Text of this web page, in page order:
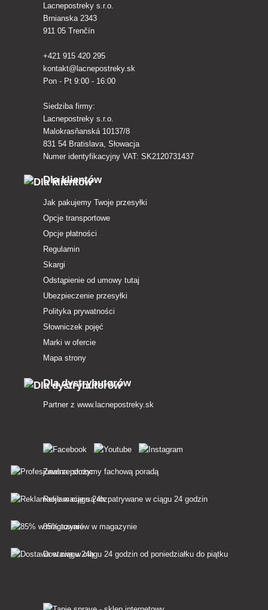
Lacnepostreky s.r.o.
Brnianska 2343
911 05 Trenčín
+421 915 420 295
kontakt@lacnepostreky.sk
Pon - Pt 9:00 - 16:00
Siedziba firmy:
Lacnepostreky s.r.o.
Malokrasňanská 10137/8
831 54 Bratislava, Słowacja
Numer identyfikacyjny VAT: SK2120731437
Dla klientów
Jak pakujemy Twoje przesyłki
Opcje transportowe
Opcje płatności
Regulamin
Skargi
Odstąpienie od umowy tutaj
Ubezpieczenie przesyłki
Polityka prywatności
Słowniczek pojęć
Marki w ofercie
Mapa strony
Dla dystrybutorów
Partner z www.lacnepostreky.sk
Zawsze służymy fachową poradą
Reklamacje są rozpatrywane w ciągu 24 godzin
85% towarów w magazynie
Dostawa w ciągu 24 godzin od poniedziałku do piątku